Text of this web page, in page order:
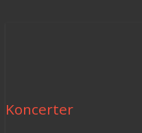
Koncerter